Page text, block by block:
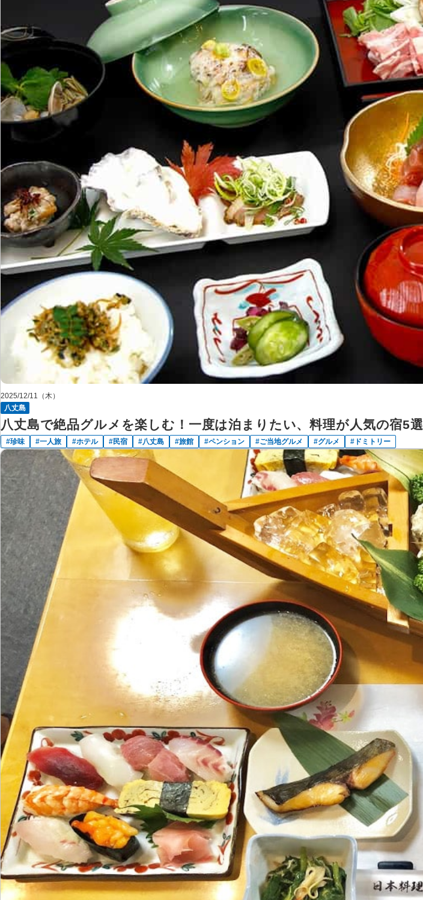
2025/12/11（木）
八丈島
八丈島で絶品グルメを楽しむ！一度は泊まりたい、料理が人気の宿5選
珍味 一人旅 ホテル 民宿 八丈島 旅館 ペンション ご当地グルメ グルメ ドミトリー